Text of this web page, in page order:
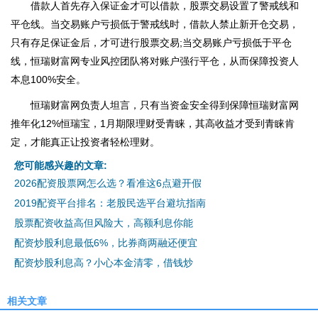
借款人首先存入保证金才可以借款，股票交易设置了警戒线和
平仓线。当交易账户亏损低于警戒线时，借款人禁止新开仓交易，
只有存足保证金后，才可进行股票交易;当交易账户亏损低于平仓
线，恒瑞财富网专业风控团队将对账户强行平仓，从而保障投资人
本息100%安全。
恒瑞财富网负责人坦言，只有当资金安全得到保障恒瑞财富网
推年化12%恒瑞宝，1月期限理财受青睐，其高收益才受到青睐肯
定，才能真正让投资者轻松理财。
您可能感兴趣的文章:
2026配资股票网怎么选？看准这6点避开假
2019配资平台排名：老股民选平台避坑指南
股票配资收益高但风险大，高额利息你能
配资炒股利息最低6%，比券商两融还便宜
配资炒股利息高？小心本金清零，借钱炒
相关文章